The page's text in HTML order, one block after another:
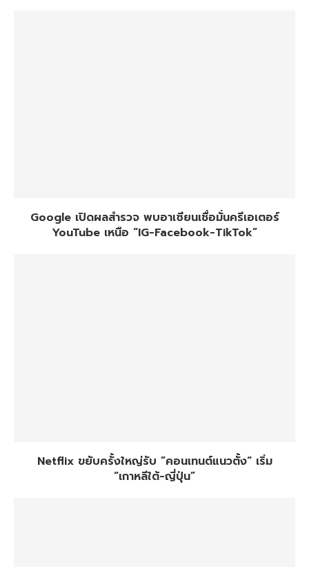
Google เปิดผลสำรวจ พบอาเซียนเชื่อมั่นครีเอเตอร์
YouTube เหนือ “IG-Facebook-TikTok”
Netflix ขยับครั้งใหญ่รับ ”คอนเทนต์แนวตั้ง“ เริ่ม
“เกาหลีใต้-ญี่ปุ่น”